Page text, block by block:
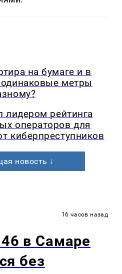
на бумаге и в
метры
лидером рейтинга
операторов для
киберпреступников
новость ↓
16 часов назад
в Самаре
без